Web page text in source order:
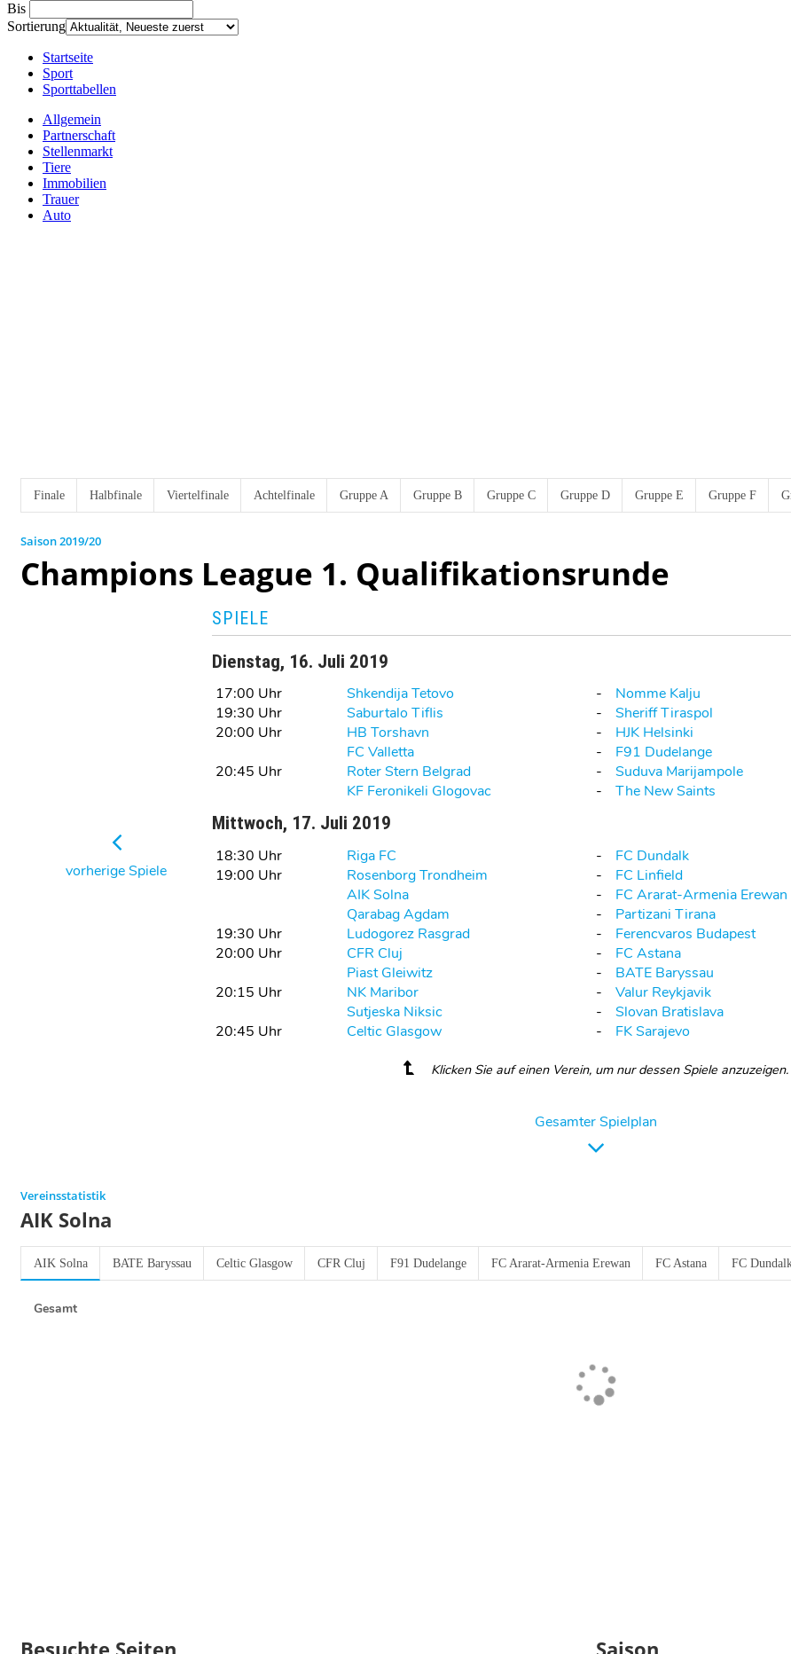
Bis
Sortierung
Startseite
Sport
Sporttabellen
Allgemein
Partnerschaft
Stellenmarkt
Tiere
Immobilien
Trauer
Auto
Finale Halbfinale Viertelfinale Achtelfinale Gruppe A Gruppe B Gruppe C Gruppe D Gruppe E Gruppe F
2019/20
Champions League 1. Qualifikationsrunde
vorherige Spiele
SPIELE
Dienstag, 16. Juli 2019
17:00 Uhr Shkendija Tetovo Nomme Kalju
19:30 Uhr
Saburtalo Tiflis Sheriff Tiraspol
20:00 Uhr
HB Torshavn HJK Helsinki
FC Valletta
F91 Dudelange
20:45 Uhr
Roter Stern Belgrad Suduva Marijampole
KF Feronikeli Glogovac
The New Saints
Mittwoch, 17. Juli 2019
18:30 Uhr Riga FC FC Dundalk
19:00 Uhr
Rosenborg Trondheim FC Linfield
AIK Solna
FC Ararat-Armenia Erewan
Qarabag Agdam
Partizani Tirana
19:30 Uhr
Ludogorez Rasgrad Ferencvaros Budapest
20:00 Uhr
CFR Cluj FC Astana
Piast Gleiwitz
BATE Baryssau
20:15 Uhr
NK Maribor Valur Reykjavik
Sutjeska Niksic
Slovan Bratislava
20:45 Uhr
Celtic Glasgow FK Sarajevo
Klicken Sie auf einen Verein, um nur dessen Spiele anzuzeigen.
Gesamter Spielplan
Vereinsstatistik
AIK Solna
AIK Solna BATE Baryssau Celtic Glasgow CFR Cluj F91 Dudelange FC Ararat-Armenia Erewan FC Astana FC
Gesamt
Besuchte Seiten Saison